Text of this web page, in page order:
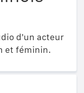
d'un acteur
et féminin.